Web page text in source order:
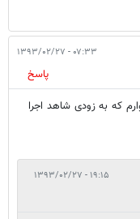
۰۷:۳۳ - ۱۳۹۳/۰۲/۲۷
پاسخ
که به زودی شاهد اجرا
۱۹:۱۵ - ۱۳۹۳/۰۲/۲۷